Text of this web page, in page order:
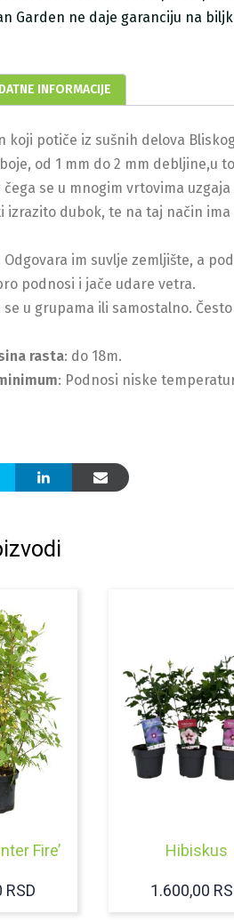
Garden ne daje garanciju na
INFORMACIJE
koji potiče iz sušnih delova
od 1 mm do 2 mm debljine,u
čega se u mnogim vrtovima
izrazito dubok, te na taj način
Odgovara im suvlje zemljište, a
podnosi i jače udare vetra.
se u grupama ili samostalno.
rasta: do 18m.
: Podnosi niske
Fire’
RSD
Hibiskus
1.600,00